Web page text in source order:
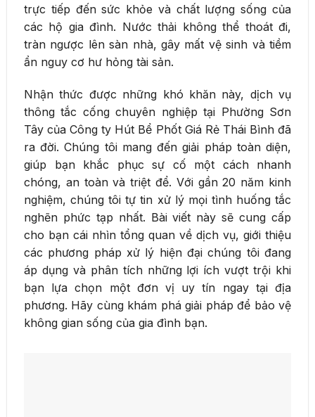
trực tiếp đến sức khỏe và chất lượng sống của
các hộ gia đình. Nước thải không thể thoát đi,
tràn ngược lên sàn nhà, gây mất vệ sinh và tiềm
ẩn nguy cơ hư hỏng tài sản.
Nhận thức được những khó khăn này, dịch vụ
thông tắc cống chuyên nghiệp tại Phường Sơn
Tây của Công ty Hút Bể Phốt Giá Rẻ Thái Bình đã
ra đời. Chúng tôi mang đến giải pháp toàn diện,
giúp bạn khắc phục sự cố một cách nhanh
chóng, an toàn và triệt để. Với gần 20 năm kinh
nghiệm, chúng tôi tự tin xử lý mọi tình huống tắc
nghẽn phức tạp nhất. Bài viết này sẽ cung cấp
cho bạn cái nhìn tổng quan về dịch vụ, giới thiệu
các phương pháp xử lý hiện đại chúng tôi đang
áp dụng và phân tích những lợi ích vượt trội khi
bạn lựa chọn một đơn vị uy tín ngay tại địa
phương. Hãy cùng khám phá giải pháp để bảo vệ
không gian sống của gia đình bạn.